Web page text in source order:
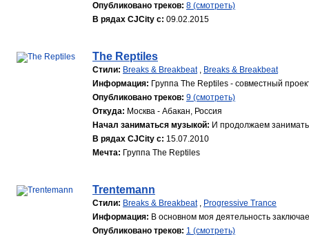
Опубликовано треков: 8 (смотреть)
В рядах CJCity с: 09.02.2015
The Reptiles
Стили: Breaks & Breakbeat, Breaks & Breakbeat
Информация: Группа The Reptiles - cовместный
Опубликовано треков: 9 (смотреть)
Откуда: Москва - Абакан, Россия
Начал заниматься музыкой: И продолжаем
В рядах CJCity с: 15.07.2010
Мечта: Группа The Reptiles
Trentemann
Стили: Breaks & Breakbeat, Progressive Trance
Информация: В основном моя деятельность
Опубликовано треков: 1 (смотреть)